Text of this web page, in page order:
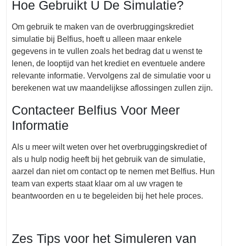
Hoe Gebruikt U De Simulatie?
Om gebruik te maken van de overbruggingskrediet
simulatie bij Belfius, hoeft u alleen maar enkele
gegevens in te vullen zoals het bedrag dat u wenst te
lenen, de looptijd van het krediet en eventuele andere
relevante informatie. Vervolgens zal de simulatie voor u
berekenen wat uw maandelijkse aflossingen zullen zijn.
Contacteer Belfius Voor Meer
Informatie
Als u meer wilt weten over het overbruggingskrediet of
als u hulp nodig heeft bij het gebruik van de simulatie,
aarzel dan niet om contact op te nemen met Belfius. Hun
team van experts staat klaar om al uw vragen te
beantwoorden en u te begeleiden bij het hele proces.
Zes Tips voor het Simuleren van